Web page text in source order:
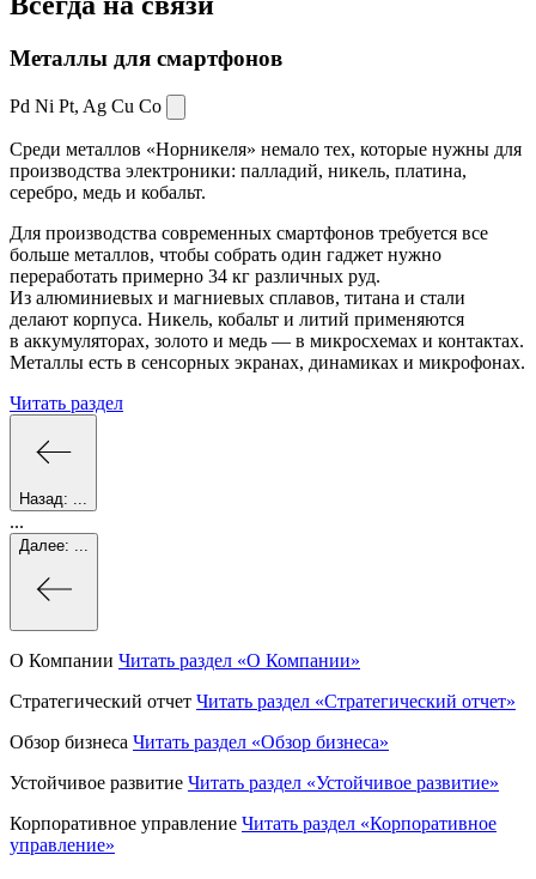
Металлы для смартфонов
Pd Ni Pt, Ag Cu Co
Среди металлов «Норникеля» немало тех, которые нужны для
производства электроники: палладий, никель, платина,
серебро, медь и кобальт.
Для производства современных смартфонов требуется все
больше металлов, чтобы собрать один гаджет нужно
переработать примерно 34 кг различных руд.
Из алюминиевых и магниевых сплавов, титана и стали
делают корпуса. Никель, кобальт и литий применяются
в аккумуляторах, золото и медь — в микросхемах и контактах.
Металлы есть в сенсорных экранах, динамиках и микрофонах.
Читать раздел
Назад:
...
Далее:
О Компании Читать раздел «О Компании»
Стратегический отчет Читать раздел «Стратегический отчет»
Обзор бизнеса Читать раздел «Обзор бизнеса»
Устойчивое развитие Читать раздел «Устойчивое развитие»
Корпоративное управление Читать раздел «Корпоративное
управление»